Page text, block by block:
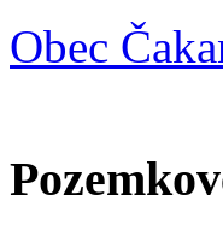
Obec